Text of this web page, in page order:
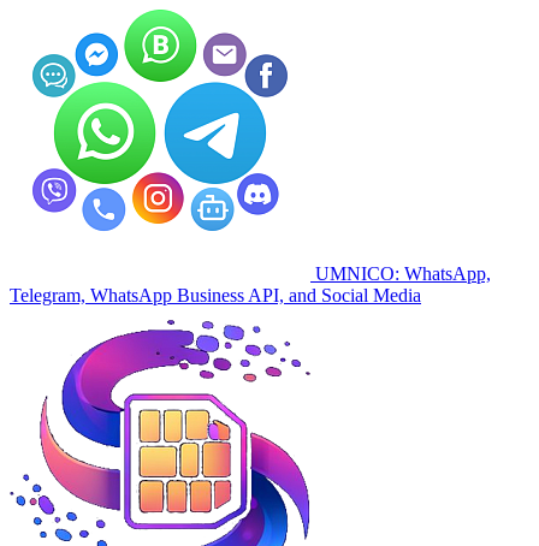
UMNICO: WhatsApp,
Telegram, WhatsApp Business API, and Social Media